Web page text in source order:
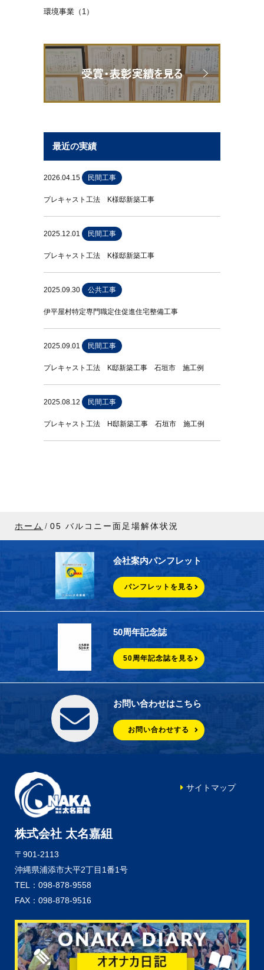
環境事業（1）
最近の実績
2026.04.15 民間工事
プレキャスト工法 K様邸新築工事
2025.12.01 民間工事
プレキャスト工法 K様邸新築工事
2025.09.30 公共工事
伊平屋村特定専門職定住促進住宅整備工事
2025.09.01 民間工事
プレキャスト工法 K邸新築工事 石垣市 施工例
2025.08.12 民間工事
プレキャスト工法 H邸新築工事 石垣市 施工例
ホーム 05 バルコニー面足場解体状況
会社案内パンフレット
パンフレットを見る
50周年記念誌
50周年記念誌を見る
お問い合わせはこちら
お問い合わせする
株式会社 太名嘉組
〒901-2113
沖縄県浦添市大平2丁目1番1号
TEL：098-878-9558
FAX：098-878-9516
サイトマップ